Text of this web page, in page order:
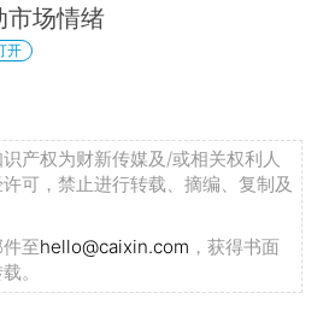
市场情绪
开
产权为财新传媒及/或相关权利人
可，禁止进行转载、摘编、复制及
至hello@caixin.com ，获得书面
。